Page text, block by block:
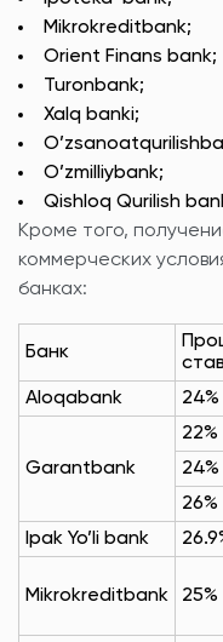
Mikrokreditbank;
Orient Finans bank;
Turonbank;
Xalq banki;
O’zmilliybank;
Qishloq Qurilish
Кроме того,
коммерческих
банках:
Банк
Aloqabank
24%
Garantbank
22%
24%
26%
Ipak Yo’li bank
Mikrokreditbank 25%